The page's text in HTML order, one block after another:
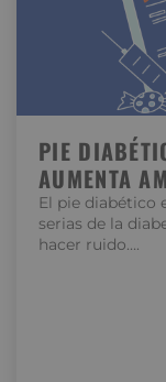
PIE
AUMENTA
El pie diabético
serias de la
hacer ruido….